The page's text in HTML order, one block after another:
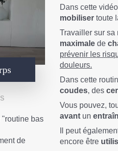
bas
de
Dans cette
mobiliser toute
Travailler sur sa
maximale de
prévenir les
douleurs.
Dans cette
coudes, des
Vous pouvez,
avant un
Il peut
encore être